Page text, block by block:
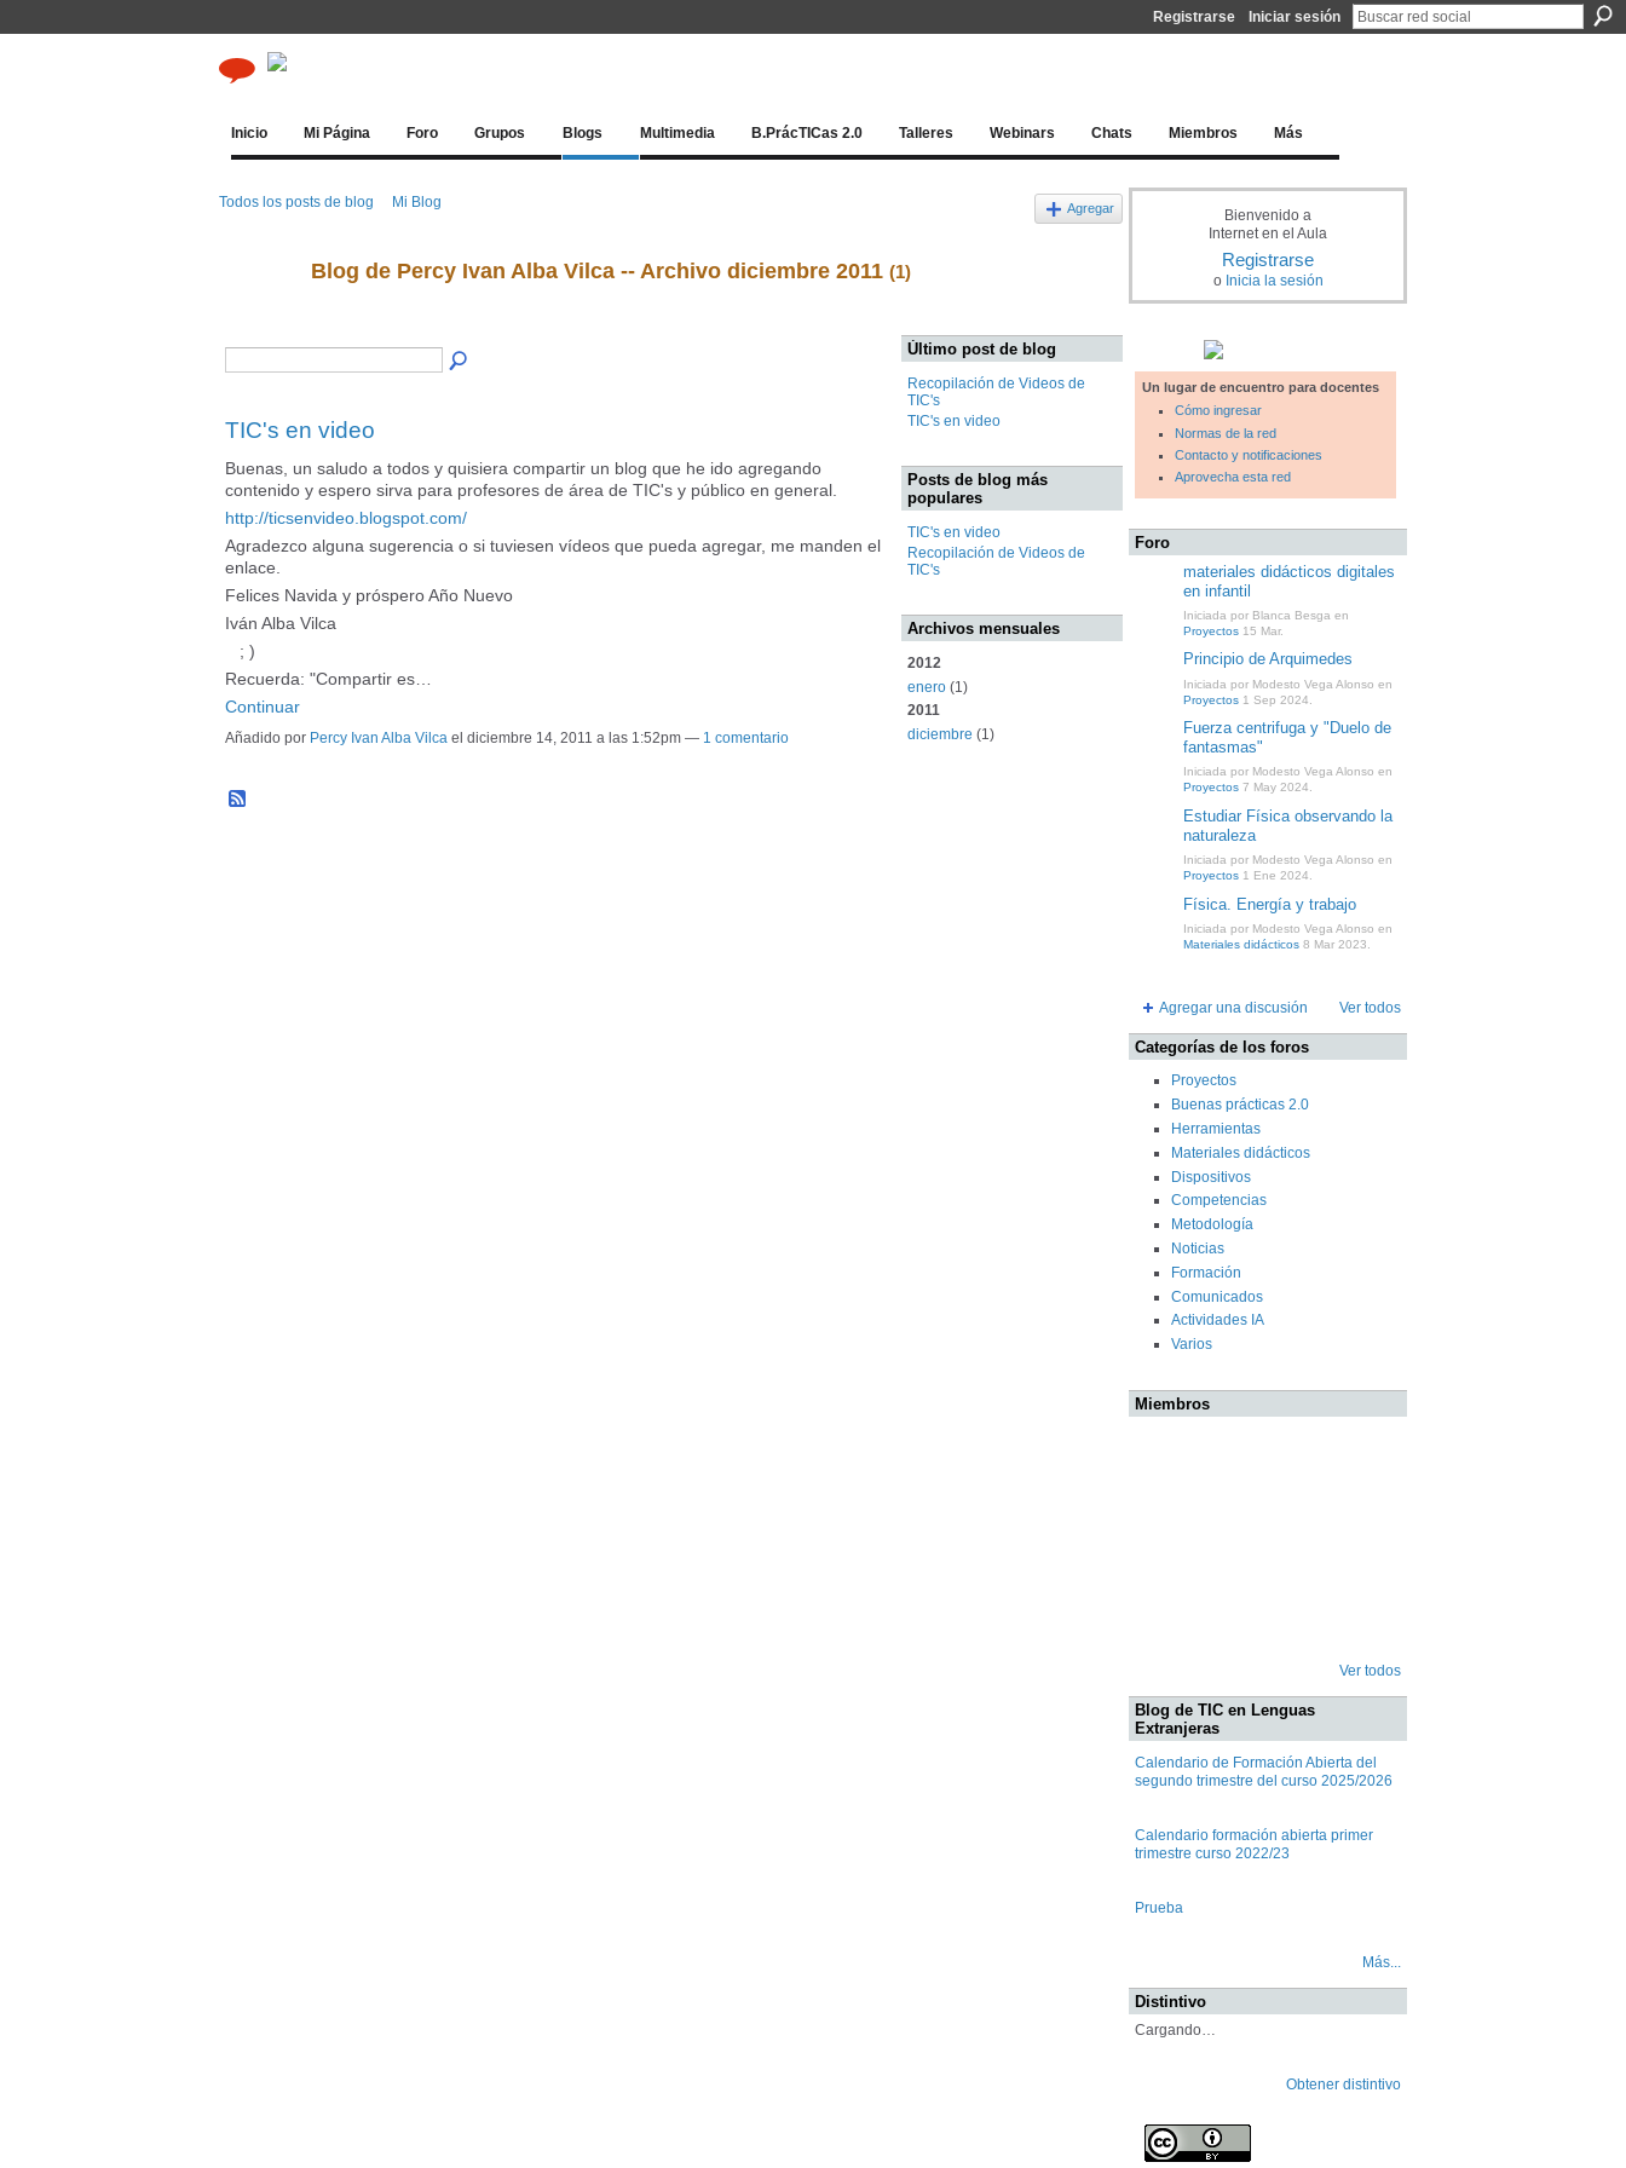
Registrarse Iniciar sesión
Inicio Mi Página Foro Grupos Blogs Multimedia B.PrácTICas 2.0 Talleres Webinars Chats Miembros Más
Todos los posts de blog Mi Blog Agregar
Blog de Percy Ivan Alba Vilca -- Archivo diciembre 2011 (1)
TIC's en video
Buenas, un saludo a todos y quisiera compartir un blog que he ido agregando
contenido y espero sirva para profesores de área de TIC's y público en general.
http://ticsenvideo.blogspot.com/
Agradezco alguna sugerencia o si tuviesen vídeos que pueda agregar, me manden el
enlace.
Felices Navida y próspero Año Nuevo
Iván Alba Vilca
; )
Recuerda: "Compartir es…
Continuar
Añadido por Percy Ivan Alba Vilca el diciembre 14, 2011 a las 1:52pm — 1 comentario
Último post de blog
Recopilación de Videos de
TIC's
TIC's en video
Posts de blog más
populares
TIC's en video
Recopilación de Videos de
TIC's
Archivos mensuales
2012
enero (1)
2011
diciembre (1)
Bienvenido a
Internet en el Aula
Registrarse
o Inicia la sesión
Un lugar de encuentro para docentes
Cómo ingresar
Normas de la red
Contacto y notificaciones
Aprovecha esta red
Foro
materiales didácticos digitales
en infantil
Iniciada por Blanca Besga en
Proyectos 15 Mar.
Principio de Arquimedes
Iniciada por Modesto Vega Alonso en
Proyectos 1 Sep 2024.
Fuerza centrifuga y "Duelo de
fantasmas"
Iniciada por Modesto Vega Alonso en
Proyectos 7 May 2024.
Estudiar Física observando la
naturaleza
Iniciada por Modesto Vega Alonso en
Proyectos 1 Ene 2024.
Física. Energía y trabajo
Iniciada por Modesto Vega Alonso en
Materiales didácticos 8 Mar 2023.
Agregar una discusión Ver todos
Categorías de los foros
Proyectos
Buenas prácticas 2.0
Herramientas
Materiales didácticos
Dispositivos
Competencias
Metodología
Noticias
Formación
Comunicados
Actividades IA
Varios
Miembros
Ver todos
Blog de TIC en Lenguas
Extranjeras
Calendario de Formación Abierta del
segundo trimestre del curso 2025/2026
Calendario formación abierta primer
trimestre curso 2022/23
Prueba
Más...
Distintivo
Cargando…
Obtener distintivo